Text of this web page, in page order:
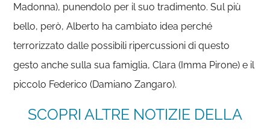
Madonna), punendolo per il suo tradimento. Sul più
bello, però, Alberto ha cambiato idea perché
terrorizzato dalle possibili ripercussioni di questo
gesto anche sulla sua famiglia, Clara (Imma Pirone) e il
piccolo Federico (Damiano Zangaro).
SCOPRI ALTRE NOTIZIE DELLA